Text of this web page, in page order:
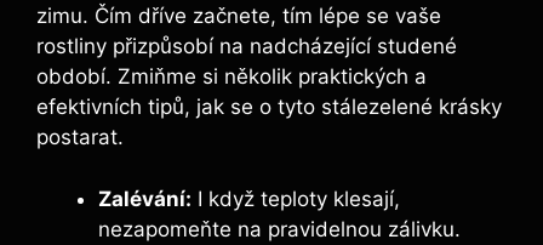
zimu. Čím dříve začnete, tím lépe se vaše
rostliny přizpůsobí na nadcházející studené
období. Zmiňme si několik praktických a
efektivních tipů, jak se o tyto stálezelené krásky
postarat.
Zalévání: I když teploty klesají,
nezapomeňte na pravidelnou zálivku.